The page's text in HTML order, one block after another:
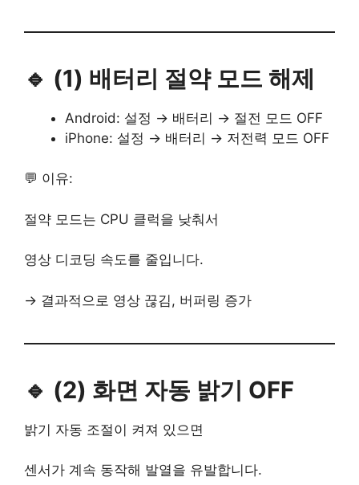
🔹 (1) 배터리 절약 모드 해제
Android: 설정 → 배터리 → 절전 모드 OFF
iPhone: 설정 → 배터리 → 저전력 모드 OFF
💬 이유:
절약 모드는 CPU 클럭을 낮춰서
영상 디코딩 속도를 줄입니다.
→ 결과적으로 영상 끊김, 버퍼링 증가
🔹 (2) 화면 자동 밝기 OFF
밝기 자동 조절이 켜져 있으면
센서가 계속 동작해 발열을 유발합니다.